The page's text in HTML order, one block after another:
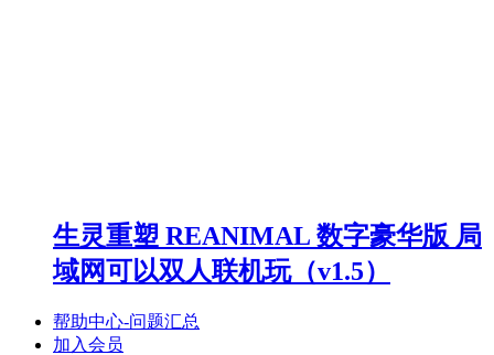
生灵重塑 REANIMAL 数字豪华版 局
域网可以双人联机玩（v1.5）
帮助中心-问题汇总
加入会员